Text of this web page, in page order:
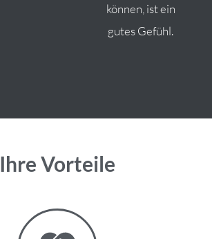
können, ist ein
gutes Gefühl.
Ihre Vorteile